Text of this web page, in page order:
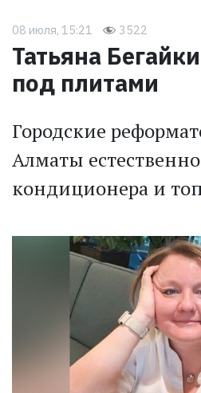
08 июля, 15:21 3522
Татьяна
под плитами
Городские
Алматы
кондиционера и